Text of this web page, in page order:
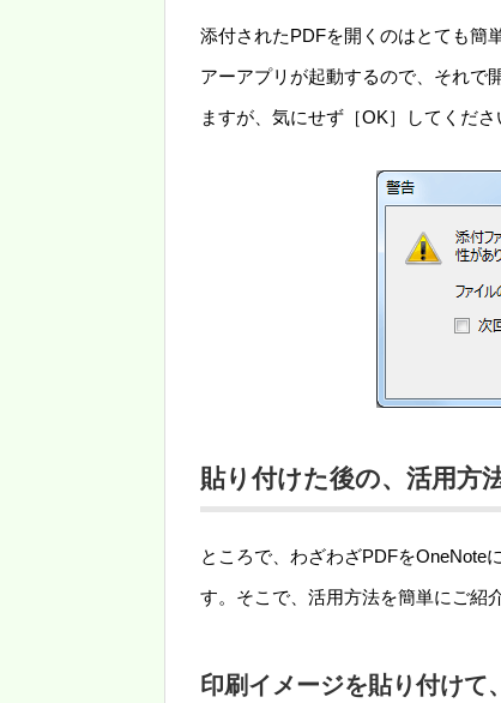
添付されたPDFを開くのはとても簡
アーアプリが起動するので、それで
ますが、気にせず［OK］してくださ
貼り付けた後の、活用方
ところで、わざわざPDFをOneNote
す。そこで、活用方法を簡単にご紹
印刷イメージを貼り付けて